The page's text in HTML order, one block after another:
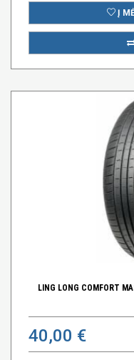
Į
LING LONG COMFORT
40,00 €